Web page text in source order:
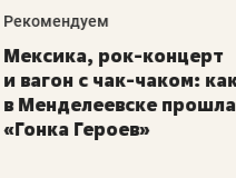
Рекомендуем
Мексика, рок-концерт
и вагон с чак-чаком: как
в Менделеевске прошла
«Гонка Героев»